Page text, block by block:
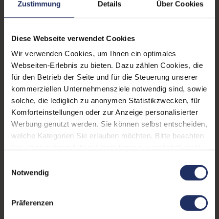
Zustimmung Details Über Cookies
Diese Webseite verwendet Cookies
Wir verwenden Cookies, um Ihnen ein optimales
Webseiten-Erlebnis zu bieten. Dazu zählen Cookies, die
für den Betrieb der Seite und für die Steuerung unserer
kommerziellen Unternehmensziele notwendig sind, sowie
solche, die lediglich zu anonymen Statistikzwecken, für
Komforteinstellungen oder zur Anzeige personalisierter
Werbung genutzt werden. Sie können selbst entscheiden,
welche Kategorien Sie erlauben möchten. Bitte beachten
Weitere Informationen finden Sie in
Notwendig
Präferenzen
Prozessor:
Intel Core i5 1145G7 @ 2,6
CPU Generation: 11
Prozessorkerne: 4
Datenspeicher: 500 GB SSD
Arbeitsspeicher: 16 GB DDR4
Webcam: Ja
Betriebssystem: Windows 11 Professional